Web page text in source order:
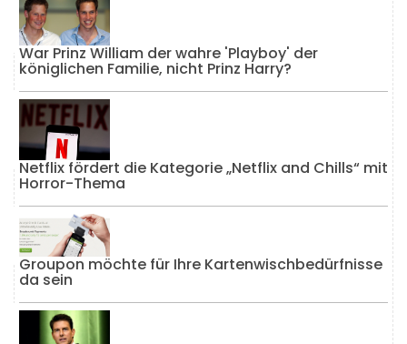
War Prinz William der wahre 'Playboy' der
königlichen Familie, nicht Prinz Harry?
Netflix fördert die Kategorie „Netflix and Chills“ mit
Horror-Thema
Groupon möchte für Ihre Kartenwischbedürfnisse
da sein